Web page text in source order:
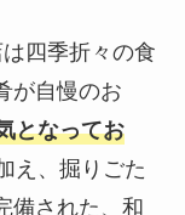
四季折々の食
が自慢のお
となってお
え、掘りごた
備された、和